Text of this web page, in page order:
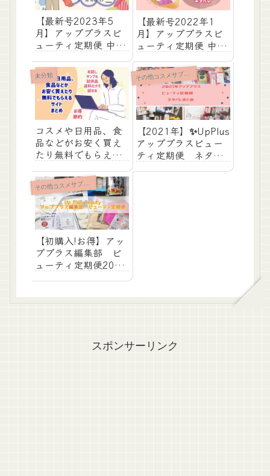
【最新号2023年5
月】アッププラスビ
ューティ定期便 中身
め【コスメサブス
ク】
【最新号2022年1
月】アッププラスビ
ューティ定期便 中身
め【コスメサブス
ク】
未分類
コスメや日用品、食
品などがお安く買え
たり無料でもらえる
試し・節約・試供
品・サンプル】
そ
の他コスメサブスク
【2021年】✨UpPlus
アッププラスビュー
ティ定期便 ネタバ
そ
の他コスメサブスク
【初購入!お得】アッ
ププラス編集部 ビ
ューティ定期便2021
ー【コスメサブス
スポンサーリンク